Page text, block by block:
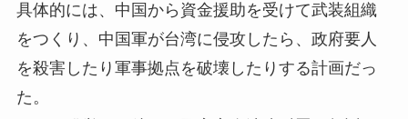
具体的には、中国から資金援助を受けて武装組織
をつくり、中国軍が台湾に侵攻したら、政府要人
を殺害したり軍事拠点を破壊したりする計画だっ
た。